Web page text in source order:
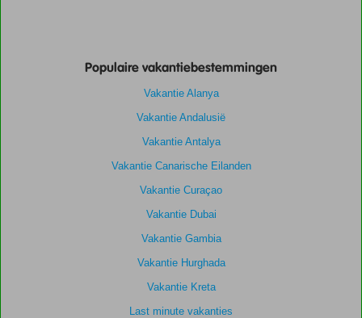
Populaire vakantiebestemmingen
Vakantie Alanya
Vakantie Andalusië
Vakantie Antalya
Vakantie Canarische Eilanden
Vakantie Curaçao
Vakantie Dubai
Vakantie Gambia
Vakantie Hurghada
Vakantie Kreta
Last minute vakanties